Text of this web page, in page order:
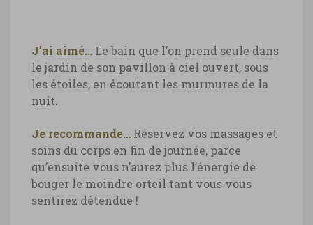
J’ai aimé… Le bain que l’on prend seule dans
le jardin de son pavillon à ciel ouvert, sous
les étoiles, en écoutant les murmures de la
nuit.
Je recommande… Réservez vos massages et
soins du corps en fin de journée, parce
qu’ensuite vous n’aurez plus l’énergie de
bouger le moindre orteil tant vous vous
sentirez détendue !